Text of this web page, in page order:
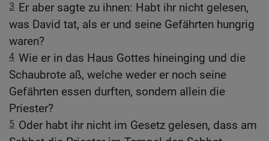
3 Er aber sagte zu ihnen: Habt ihr nicht gelesen,
was David tat, als er und seine Gefährten hungrig
waren?
4 Wie er in das Haus Gottes hineinging und die
Schaubrote aß, welche weder er noch seine
Gefährten essen durften, sondern allein die
Priester?
5 Oder habt ihr nicht im Gesetz gelesen, dass am